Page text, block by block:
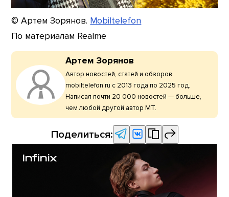
© Артем Зорянов. Mobiltelefon
По материалам Realme
Артем Зорянов
Автор новостей, статей и обзоров
mobiltelefon.ru с 2013 года по 2025 год.
Написал почти 20 000 новостей — больше,
чем любой другой автор МТ.
Поделиться: